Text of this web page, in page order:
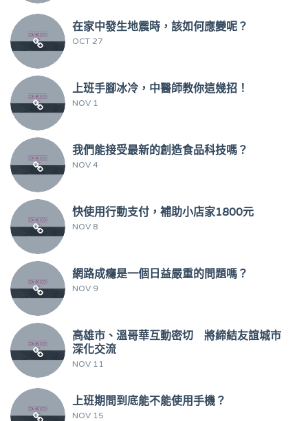
在家中發生地震時，該如何應變呢？
OCT 27
上班手腳冰冷，中醫師教你這幾招！
NOV 1
我們能接受最新的創造食品科技嗎？
NOV 4
快使用行動支付，補助小店家1800元
NOV 8
網路成癮是一個日益嚴重的問題嗎？
NOV 9
高雄市、溫哥華互動密切 將締結友誼城市
深化交流
NOV 11
上班期間到底能不能使用手機？
NOV 15